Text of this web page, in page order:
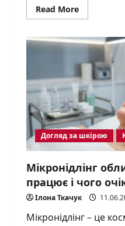
Read MoreRead
more
отримати
ефект
healthy
glow
у
2026
році?
Догляд за шкірою
Мікронідлінг
працює і чого
Ілона Ткачук
Мікронідлінг – це